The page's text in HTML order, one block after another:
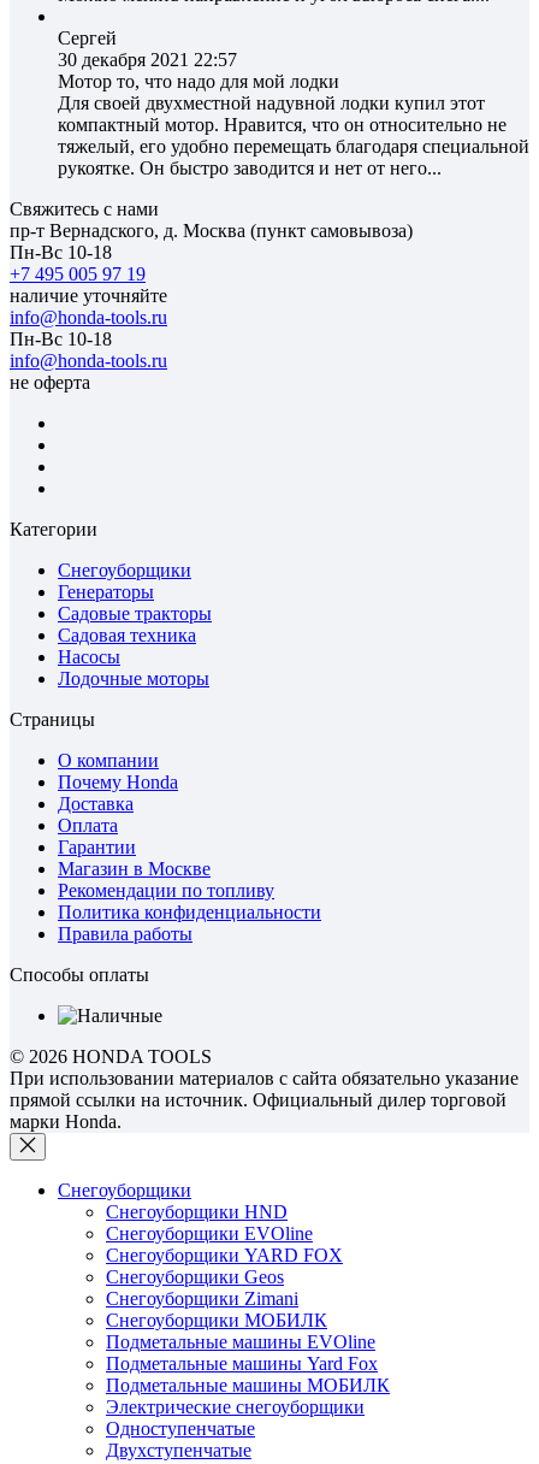
Сергей
30 декабря 2021 22:57
Мотор то, что надо для мой лодки
Для своей двухместной надувной лодки купил этот
компактный мотор. Нравится, что он относительно не
тяжелый, его удобно перемещать благодаря специальной
рукоятке. Он быстро заводится и нет от него...
Свяжитесь с нами
пр-т Вернадского, д. Москва (пункт самовывоза)
Пн-Вс 10-18
+7 495 005 97 19
наличие уточняйте
info@honda-tools.ru
Пн-Вс 10-18
info@honda-tools.ru
не оферта
Категории
Снегоуборщики
Генераторы
Садовые тракторы
Садовая техника
Насосы
Лодочные моторы
Страницы
О компании
Почему Honda
Доставка
Оплата
Гарантии
Магазин в Москве
Рекомендации по топливу
Политика конфиденциальности
Правила работы
Способы оплаты
© 2026 HONDA TOOLS
При использовании материалов с сайта обязательно указание
прямой ссылки на источник. Официальный дилер торговой
марки Honda.
Снегоуборщики
Снегоуборщики HND
Снегоуборщики EVOline
Снегоуборщики YARD FOX
Снегоуборщики Geos
Снегоуборщики Zimani
Снегоуборщики МОБИЛК
Подметальные машины EVOline
Подметальные машины Yard Fox
Подметальные машины МОБИЛК
Электрические снегоуборщики
Одноступенчатые
Двухступенчатые